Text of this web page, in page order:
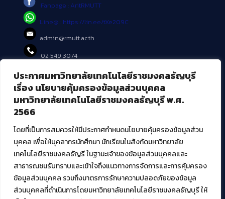
ประกาศมหาวิทยาลัยเทคโนโลยีราชมงคลธัญบุรี
เรื่อง นโยบายคุ้มครองข้อมูลส่วนบุคคล
มหาวิทยาลัยเทคโนโลยีราชมงคลธัญบุรี พ.ศ.
2566
โดยที่เป็นการสมควรให้มีประกาศกำหนดนโยบายคุ้มครองข้อมูลส่วน
บุคคล เพื่อให้บุคลากรนักศึกษา นักเรียนในสังกัดมหาวิทยาลัย
เทคโนโลยีราชมงคลธัญรี ในฐานะเจ้าของข้อมูลส่วนบุคคลและ
สาธารณชนรับทราบและเข้าใจถึงแนวทางการจัดการและการคุ้มครอง
ข้อมูลส่วนบุคคล รวมถึงมาตรการรักษาความปลอดภัยของข้อมูล
ส่วนบุคคลที่ดำเนินการโดยมหาวิทยาลัยเทคโนโลยีราชมงคลธัญบุรี ให้
Fanpage : AritRMUTT
Line@ : https://lin.ee/tXe209C
admin@rmutt.ac.th
02 549 3074
บริการอื่นๆ ของ สวส.
ศูนย์สื่อดิจิทัล
ศูนย์นวัตกรรมและความรู้
สมัยใหม่ (MoSeC)
งานบริการวิชาการให้กับหน่วยงานภายนอก
โครงการส่งเสริมและพัฒนาผู้ประกอบการ SME โดย. มทร.ธัญบุรี